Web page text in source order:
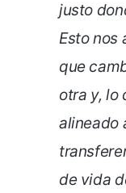
justo
Esto nos
que
otra y, lo
alineado
de vida